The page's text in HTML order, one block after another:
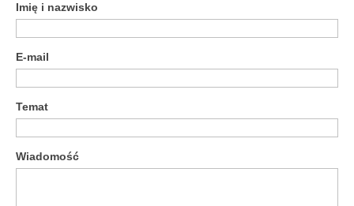
Imię i nazwisko
E-mail
Temat
Wiadomość